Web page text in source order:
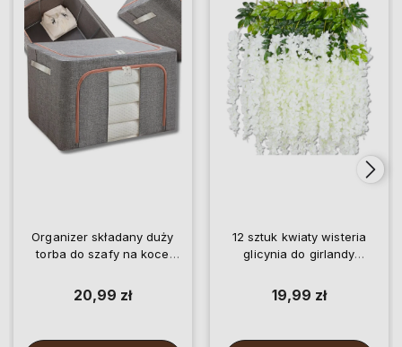
Organizer składany duży
torba do szafy na koce
20,99 zł
12 sztuk kwiaty wisteria
glicynia do girlandy
19,99 zł